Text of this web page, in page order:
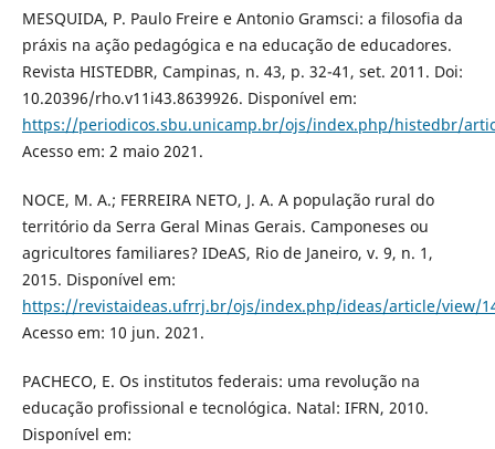
MESQUIDA, P. Paulo Freire e Antonio Gramsci: a filosofia da
práxis na ação pedagógica e na educação de educadores.
Revista HISTEDBR, Campinas, n. 43, p. 32-41, set. 2011. Doi:
10.20396/rho.v11i43.8639926. Disponível em:
https://periodicos.sbu.unicamp.br/ojs/index.php/histedbr/
Acesso em: 2 maio 2021.
NOCE, M. A.; FERREIRA NETO, J. A. A população rural do
território da Serra Geral Minas Gerais. Camponeses ou
agricultores familiares? IDeAS, Rio de Janeiro, v. 9, n. 1,
2015. Disponível em:
https://revistaideas.ufrrj.br/ojs/index.php/ideas/article/view/
Acesso em: 10 jun. 2021.
PACHECO, E. Os institutos federais: uma revolução na
educação profissional e tecnológica. Natal: IFRN, 2010.
Disponível em: